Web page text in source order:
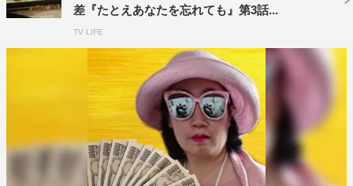
育）がやってくる。彼女は、自分が保の患者で、17歳まで
の記憶がないことを、事もなげに美璃に打ち明け…。
その後、何度も空のキッチンカーに足を運んでしまう美璃
は、意を決し、沙菜に空のことを教えてほしいとお願いす
る。美璃の真剣なまなざしに、重い口を開く沙菜。そし
て、空の悲しい過去が語られる。
差『たとえあなたを忘れても』第3話...
TV LIFE